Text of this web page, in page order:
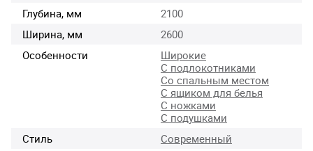
Глубина, мм
2100
Ширина, мм
2600
Особенности
Широкие
С подлокотниками
Со спальным местом
С ящиком для белья
С ножками
С подушками
Стиль
Современный